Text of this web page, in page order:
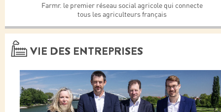
Farmr. le premier réseau social agricole qui connecte
tous les agriculteurs français
VIE DES ENTREPRISES